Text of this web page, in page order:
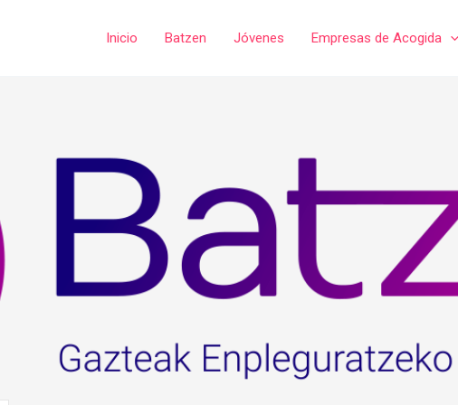
Inicio Batzen Jóvenes Empresas de Acogida